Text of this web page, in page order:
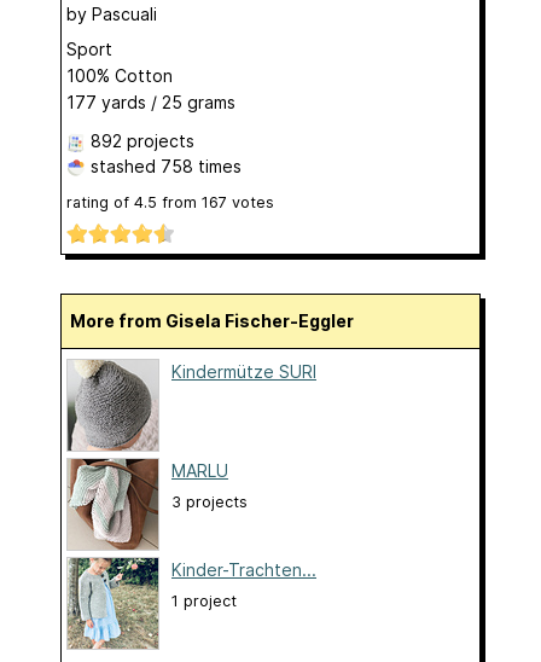
by Pascuali
Sport
100% Cotton
177 yards / 25 grams
892 projects
stashed 758 times
rating of 4.5 from 167 votes
More from Gisela Fischer-Eggler
Kindermütze SURI
MARLU
3 projects
Kinder-Trachten...
1 project